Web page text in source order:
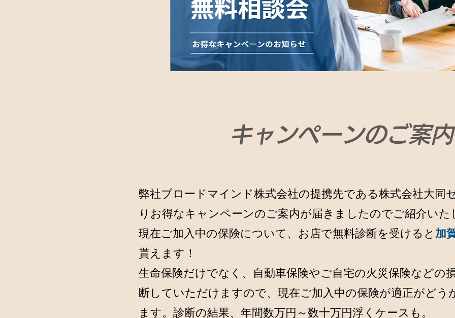
キャンペーンのご案内
弊社ブロードマインド株式会社の提携先である株式会社大同
りお得なキャンペーンのご案内が届きましたのでご紹介いた
現在ご加入中の保険について、お店で無料診断を受けると加
貰えます！
生命保険だけでなく、自動車保険やご自宅の火災保険などの
断していただけますので、現在ご加入中の保険が適正がどう
ます。診断の結果、年間数万円～数十万円浮くケースも。